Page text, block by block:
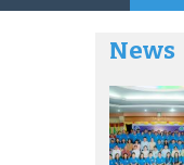
News